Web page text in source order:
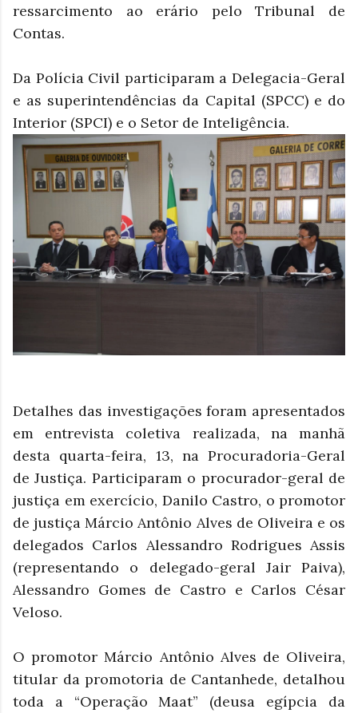
ressarcimento ao erário pelo Tribunal de
Contas.
Da Polícia Civil participaram a Delegacia-Geral
e as superintendências da Capital (SPCC) e do
Interior (SPCI) e o Setor de Inteligência.
Detalhes das investigações foram apresentados
em entrevista coletiva realizada, na manhã
desta quarta-feira, 13, na Procuradoria-Geral
de Justiça. Participaram o procurador-geral de
justiça em exercício, Danilo Castro, o promotor
de justiça Márcio Antônio Alves de Oliveira e os
delegados Carlos Alessandro Rodrigues Assis
(representando o delegado-geral Jair Paiva),
Alessandro Gomes de Castro e Carlos César
Veloso.
O promotor Márcio Antônio Alves de Oliveira,
titular da promotoria de Cantanhede, detalhou
toda a “Operação Maat” (deusa egípcia da